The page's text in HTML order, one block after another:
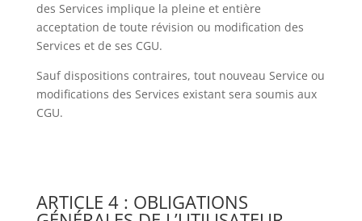
des Services implique la pleine et entière
acceptation de toute révision ou modification des
Services et de ses CGU.
Sauf dispositions contraires, tout nouveau Service ou
modifications des Services existant sera soumis aux
CGU.
ARTICLE 4 : OBLIGATIONS